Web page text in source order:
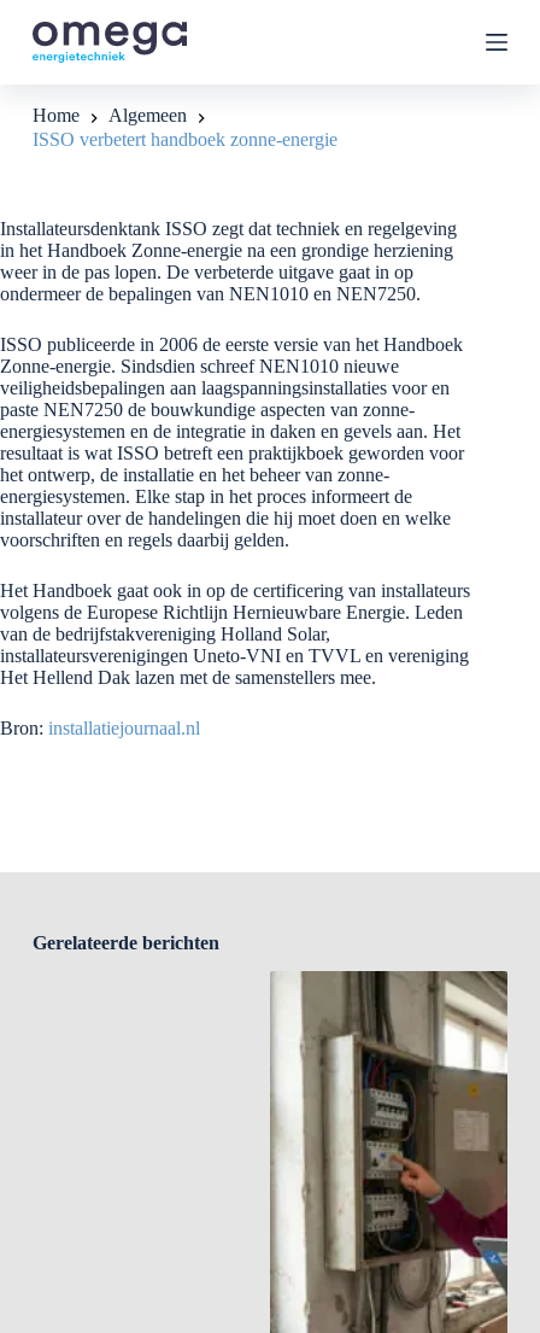
G
n
d
h
o
u
d
Home
Algemeen
ISSO verbetert handboek zonne-energie
Installateursdenktank ISSO zegt dat techniek en regelgeving
in het Handboek Zonne-energie na een grondige herziening
weer in de pas lopen. De verbeterde uitgave gaat in op
ondermeer de bepalingen van NEN1010 en NEN7250.
ISSO publiceerde in 2006 de eerste versie van het Handboek
Zonne-energie. Sindsdien schreef NEN1010 nieuwe
veiligheidsbepalingen aan laagspanningsinstallaties voor en
paste NEN7250 de bouwkundige aspecten van zonne-
energiesystemen en de integratie in daken en gevels aan. Het
resultaat is wat ISSO betreft een praktijkboek geworden voor
het ontwerp, de installatie en het beheer van zonne-
energiesystemen. Elke stap in het proces informeert de
installateur over de handelingen die hij moet doen en welke
voorschriften en regels daarbij gelden.
Het Handboek gaat ook in op de certificering van installateurs
volgens de Europese Richtlijn Hernieuwbare Energie. Leden
van de bedrijfstakvereniging Holland Solar,
installateursverenigingen Uneto-VNI en TVVL en vereniging
Het Hellend Dak lazen met de samenstellers mee.
Bron: installatiejournaal.nl
Gerelateerde berichten